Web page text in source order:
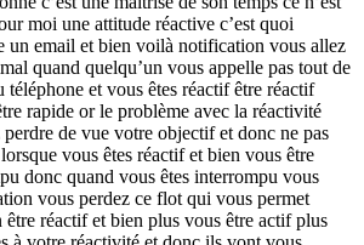
moi une attitude réactive c’est quoi
un email et bien voilà notification vous allez
quand quelqu’un vous appelle pas tout de
téléphone et vous êtes réactif être réactif
rapide or le problème avec la réactivité
perdre de vue votre objectif et donc ne pas
vous êtes réactif et bien vous être
donc quand vous êtes interrompu vous
vous perdez ce flot qui vous permet
être réactif et bien plus vous être actif plus